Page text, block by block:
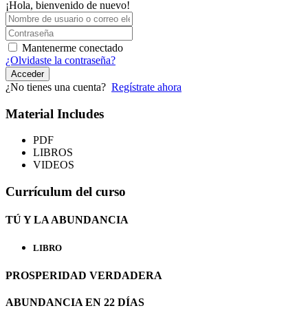
¡Hola, bienvenido de nuevo!
Mantenerme conectado
¿Olvidaste la contraseña?
Acceder
¿No tienes una cuenta? Regístrate ahora
Material Includes
PDF
LIBROS
VIDEOS
Currículum del curso
TÚ Y LA ABUNDANCIA
LIBRO
PROSPERIDAD VERDADERA
ABUNDANCIA EN 22 DÍAS